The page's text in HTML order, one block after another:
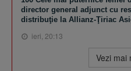
director general adjunct cu
distribuţie la Allianz-Ţiriac
ieri, 20:13
Vezi mai